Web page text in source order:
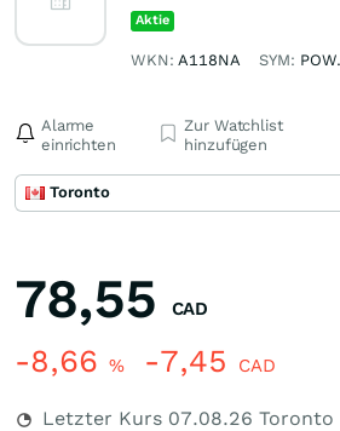
Aktie
WKN:A118NA SYM:
Alarme
einrichten
Zur Watchlist
hinzufügen
Toronto
78,55 CAD
-8,66 % -7,45 CAD
Letzter Kurs 07.08.26 Toronto